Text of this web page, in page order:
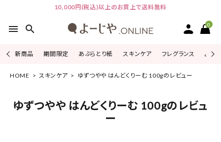
10,000円(税込)以上のお買上で送料無料
menu search 0
新商品 期間限定 あぶらとり紙 スキンケア フレグランス よじ
ACCOUNT MENU
HOME スキンケア ゆずつやや はんどくりーむ 100gのレビュー
ゆずつやや はんどくりーむ 100gのレビュ
ー